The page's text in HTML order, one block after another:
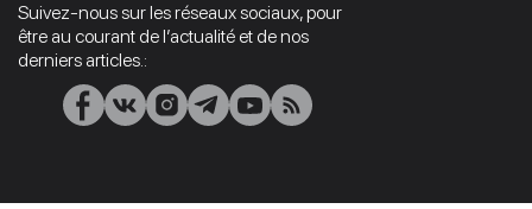
Suivez-nous sur les réseaux sociaux, pour
être au courant de l’actualité et de nos
derniers articles.: